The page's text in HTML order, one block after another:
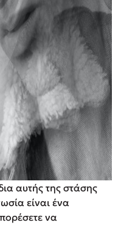
αυτής της στάσης
είναι ένα
να